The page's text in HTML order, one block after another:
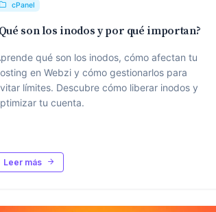
cPanel
son los inodos y por qué importan?
qué son los inodos, cómo afectan tu
en Webzi y cómo gestionarlos para
límites. Descubre cómo liberar inodos y
tu cuenta.
Leer más